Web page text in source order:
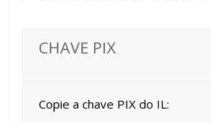
CHAVE PIX
Copie a chave PIX do IL: